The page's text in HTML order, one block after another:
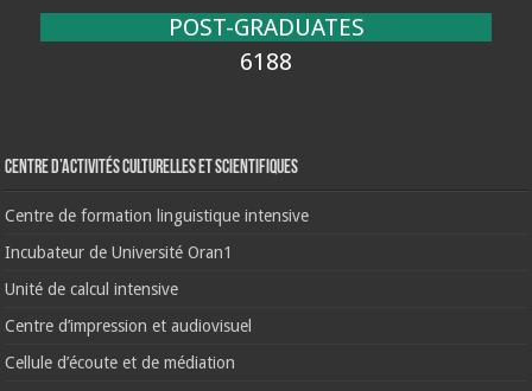
POST-GRADUATES
6188
Centre d’activités culturelles et scientifiques
Centre de formation linguistique intensive
Incubateur de Université Oran1
Unité de calcul intensive
Centre d’impression et audiovisuel
Cellule d’écoute et de médiation